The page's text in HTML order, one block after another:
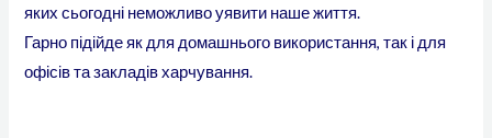
яких сьогодні неможливо уявити наше життя.
Гарно підійде як для домашнього використання, так і для
офісів та закладів харчування.